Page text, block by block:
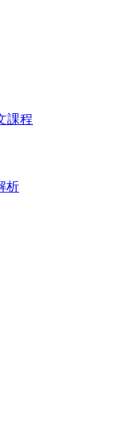
課程
析